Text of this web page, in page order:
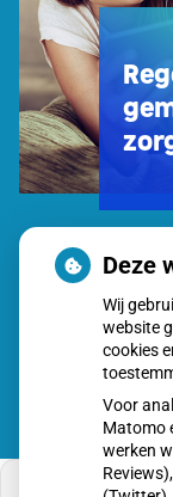
Uw
Zorg
Online
Deze
Wij
website
cookies
Voor
Matomo
werken